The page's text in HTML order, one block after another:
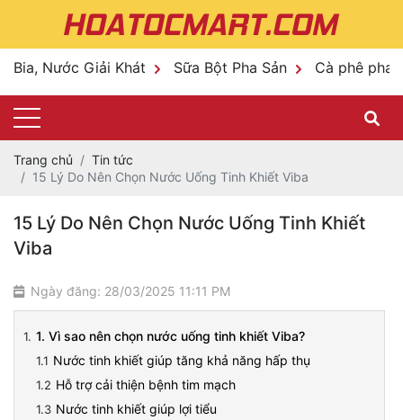
Bia, Nước Giải Khát Sữa Bột Pha Sản Cà phê pha
Trang chủ
Tin tức
15 Lý Do Nên Chọn Nước Uống Tinh Khiết Viba
15 Lý Do Nên Chọn Nước Uống Tinh Khiết
Viba
Ngày đăng: 28/03/2025 11:11 PM
1. Vì sao nên chọn nước uống tinh khiết Viba?
Nước tinh khiết giúp tăng khả năng hấp thụ
Hỗ trợ cải thiện bệnh tim mạch
Nước tinh khiết giúp lợi tiểu